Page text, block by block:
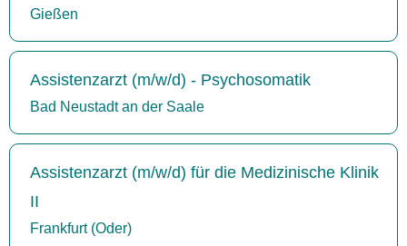
Gießen
Assistenzarzt (m/w/d) - Psychosomatik
Bad Neustadt an der Saale
Assistenzarzt (m/w/d) für die Medizinische Klinik
II
Frankfurt (Oder)